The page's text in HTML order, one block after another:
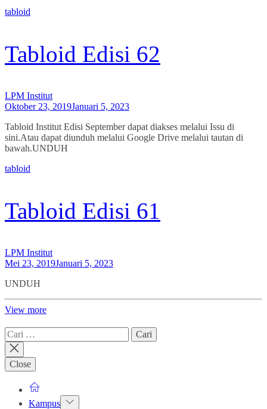
tabloid
Tabloid Edisi 62
LPM Institut
Oktober 23, 2019Januari 5, 2023
Tabloid Institut Edisi September dapat diakses melalui Issu di
sini.Atau dapat diunduh melalui Google Drive melalui tautan di
bawah.UNDUH
tabloid
Tabloid Edisi 61
LPM Institut
Mei 23, 2019Januari 5, 2023
UNDUH
View more
Cari
untuk:
Close
Kampus Show